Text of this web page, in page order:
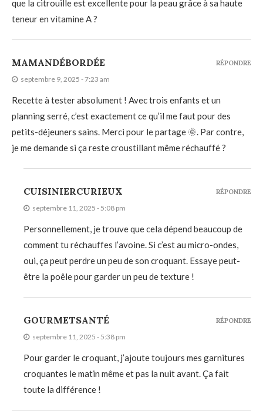
que la citrouille est excellente pour la peau grâce à sa haute
teneur en vitamine A ?
MAMANDÉBORDÉE
septembre 9, 2025 - 7:23 am
Recette à tester absolument ! Avec trois enfants et un
planning serré, c’est exactement ce qu’il me faut pour des
petits-déjeuners sains. Merci pour le partage 🌞. Par contre,
je me demande si ça reste croustillant même réchauffé ?
RÉPONDRE
CUISINIERCURIEUX
septembre 11, 2025 - 5:08 pm
Personnellement, je trouve que cela dépend beaucoup de
comment tu réchauffes l’avoine. Si c’est au micro-ondes,
oui, ça peut perdre un peu de son croquant. Essaye peut-
être la poêle pour garder un peu de texture !
RÉPONDRE
GOURMETSANTÉ
septembre 11, 2025 - 5:38 pm
Pour garder le croquant, j’ajoute toujours mes garnitures
croquantes le matin même et pas la nuit avant. Ça fait
toute la différence !
RÉPONDRE